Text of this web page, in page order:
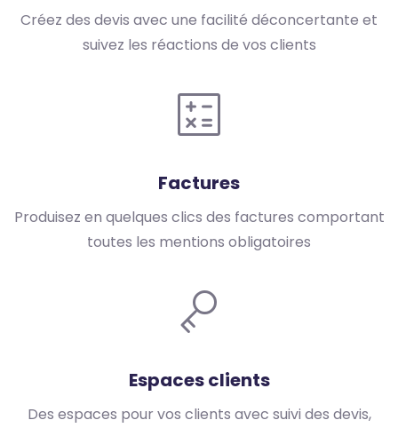
Créez des devis avec une facilité déconcertante et
suivez les réactions de vos clients
Factures
Produisez en quelques clics des factures comportant
toutes les mentions obligatoires
Espaces clients
Des espaces pour vos clients avec suivi des devis,